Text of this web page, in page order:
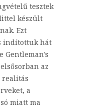
tesztek
készült
Ezt
indítottuk hát
Gentleman's
az
realitás
a
miatt ma